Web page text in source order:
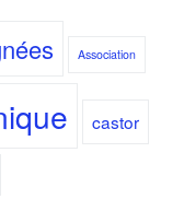
Association
castor